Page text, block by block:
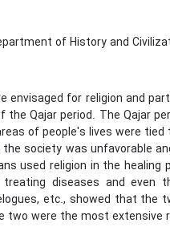
of History and
envisaged for religion and
the Qajar period. The Qajar
of people's lives were
society was unfavorable
used religion in the
diseases and even
etc., showed that the
two were the most extensive